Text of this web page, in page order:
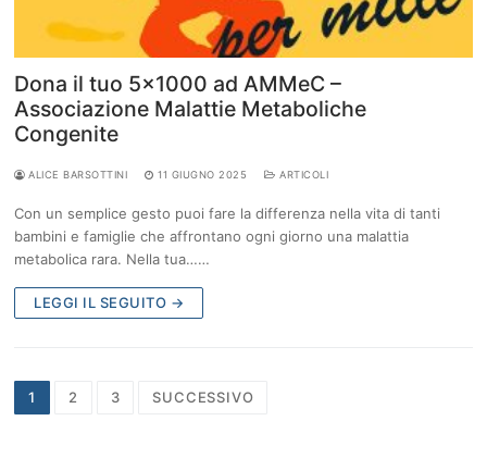
Dona il tuo 5×1000 ad AMMeC –
Associazione Malattie Metaboliche
Congenite
ALICE BARSOTTINI 11 GIUGNO 2025 ARTICOLI
Con un semplice gesto puoi fare la differenza nella vita di tanti
bambini e famiglie che affrontano ogni giorno una malattia
metabolica rara. Nella tua……
LEGGI IL SEGUITO →
Navigazione
articoli
1 2 3 SUCCESSIVO